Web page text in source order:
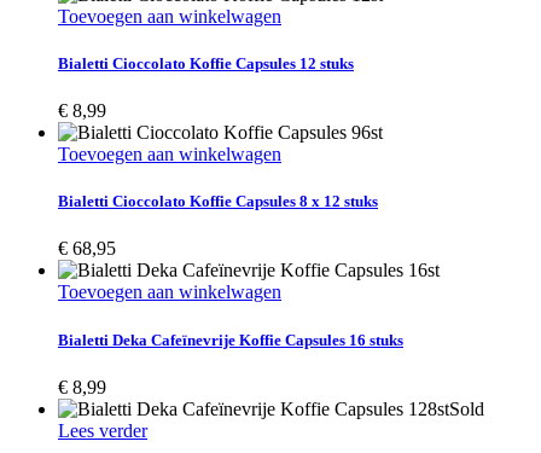
Toevoegen aan winkelwagen
Bialetti Cioccolato Koffie Capsules 12 stuks
€ 8,99
Toevoegen aan winkelwagen
Bialetti Cioccolato Koffie Capsules 8 x 12 stuks
€ 68,95
Toevoegen aan winkelwagen
Bialetti Deka Cafeïnevrije Koffie Capsules 16 stuks
€ 8,99
Sold
Lees verder